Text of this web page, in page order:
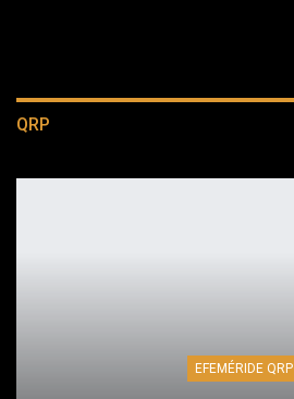
QRP
EFEMÉRIDE QRP